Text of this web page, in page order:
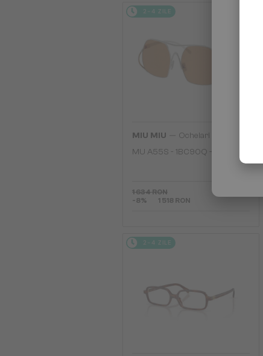
2-4 ZILE
MIU MIU
Ochelari de soare
MU A55S - ​1BC90Q - ​57
1 634 RON
-8%
1 518 RON
2-4 ZILE